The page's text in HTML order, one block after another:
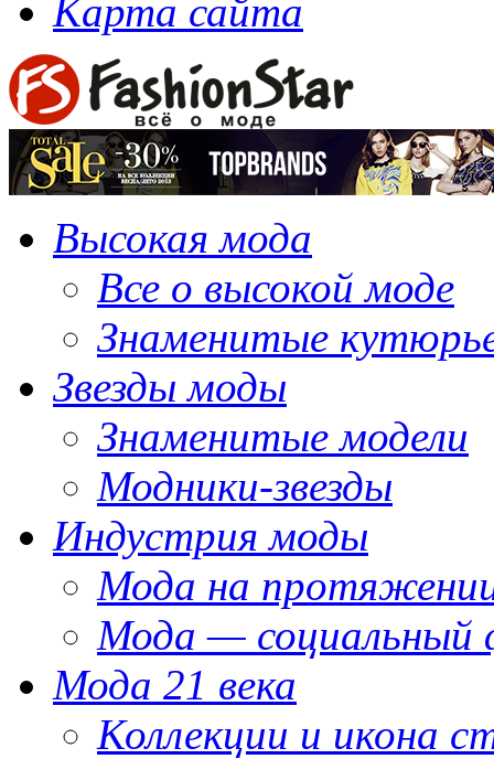
Карта сайта
Высокая мода
Все о высокой моде
Знаменитые
Звезды моды
Знаменитые модели
Модники-звезды
Индустрия моды
Мода на
Мода — социальный
Мода 21 века
Коллекции и икона